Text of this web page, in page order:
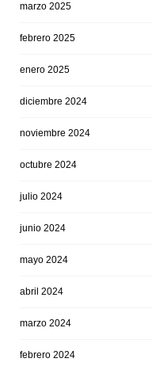
marzo 2025
febrero 2025
enero 2025
diciembre 2024
noviembre 2024
octubre 2024
julio 2024
junio 2024
mayo 2024
abril 2024
marzo 2024
febrero 2024